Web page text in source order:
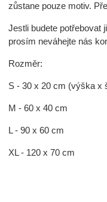
zůstane pouze motiv.
Jestli budete potřebovat
prosím neváhejte nás
Rozměr:
S - 30 x 20 cm (výška x
M - 60 x 40 cm
L - 90 x 60 cm
XL - 120 x 70 cm